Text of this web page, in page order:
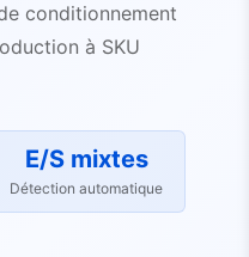
conditionnement
à SKU
E/S mixtes
Détection automatique